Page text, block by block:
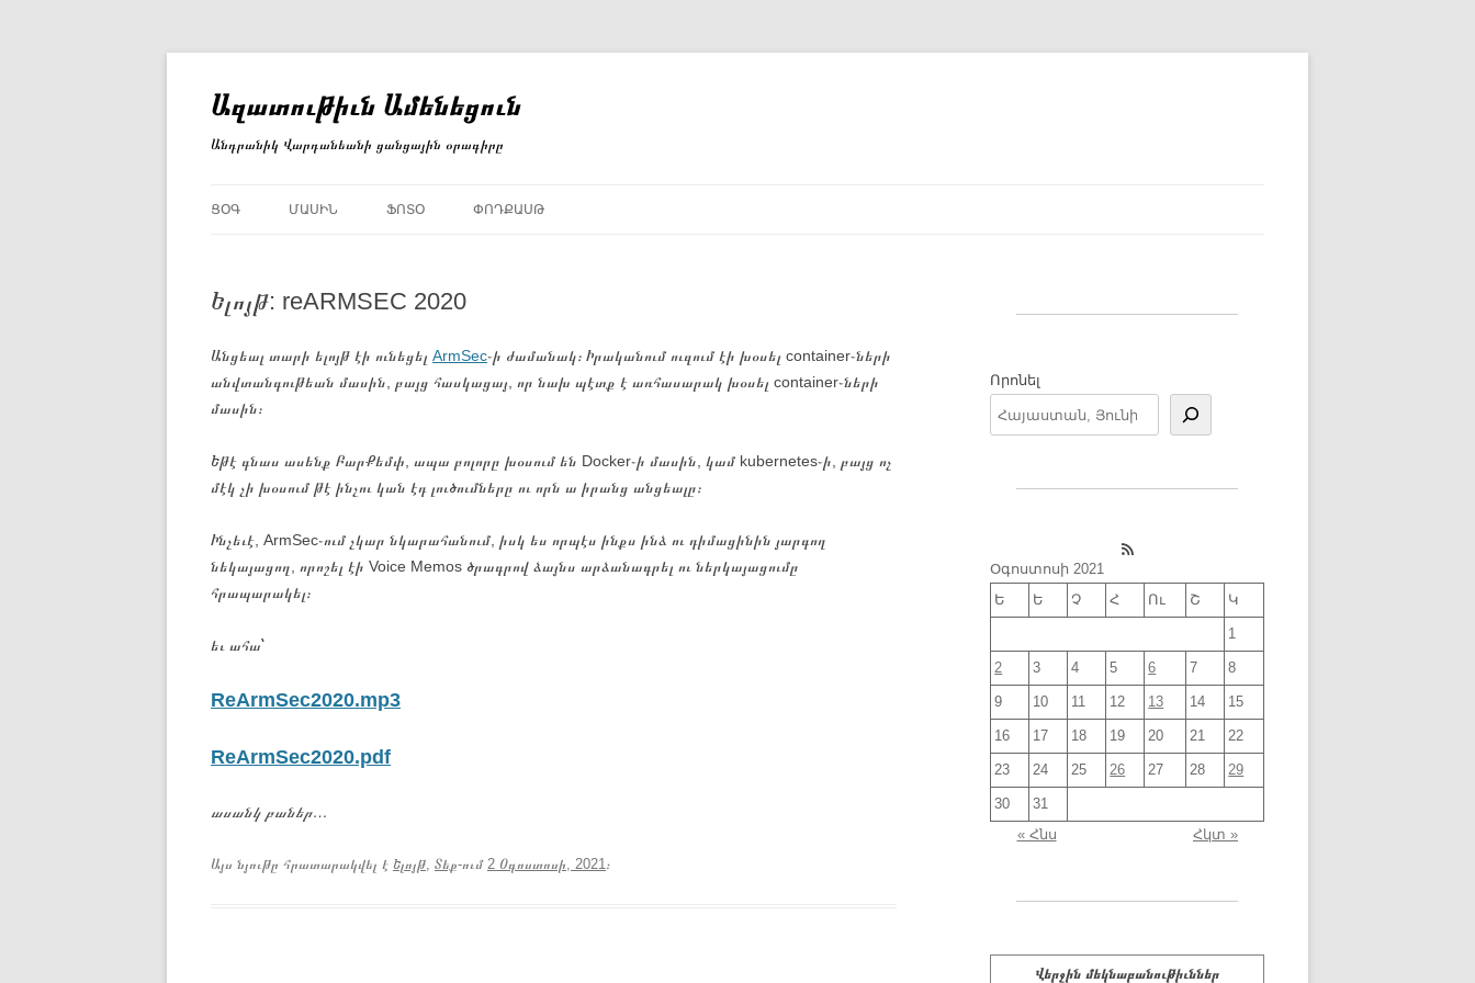
Ազատութիւն Ամենեցուն
Անդրանիկ Վարդանեանի ցանցային օրագիրը
ՑՕԳ ՄԱՍԻՆ ՖՈՏՕ ՓՈԴՔԱՍԹ
Ելոյթ: reARMSEC 2020
Անցեալ տարի ելոյթ էի ունեցել ArmSec֊ի ժամանակ։ Իրականում ուզում էի խօսել container֊ների
անվտանգութեան մասին, բայց հասկացայ, որ նախ պէտք է առհասարակ խօսել container֊ների
մասին։
Եթէ գնաս ասենք ԲարՔեմփ, ապա բոլորը խօսում են Docker֊ի մասին, կամ kubernetes֊ի, բայց ոչ
մէկ չի խօսում թէ ինչու կան էդ լուծումները ու որն ա իրանց անցեալը։
Ինչեւէ, ArmSec֊ում չկար նկարահանում, իսկ ես որպէս ինքս ինձ ու դիմացինին յարգող
նեկայացող, որոշել էի Voice Memos ծրագրով ձայնս արձանագրել ու ներկայացումը
հրապարակել։
եւ ահա՝
ReArmSec2020.mp3
ReArmSec2020.pdf
ասանկ բաներ…
Այս նյութը հրատարակվել է Ելոյթ, Տեք-ում 2 Օգոստոսի, 2021։
Որոնել
RSS Feed
Օգոստոսի 2021
Ե
Ե Չ Հ Ու Շ Կ
1
2 3 4 5 6 7 8
9 10 11 12 13 14 15
16 17 18 19 20 21 22
23 24 25 26 27 28 29
30
31
« Հնս
Հկտ »
Վերջին մեկնաբանութիւններ